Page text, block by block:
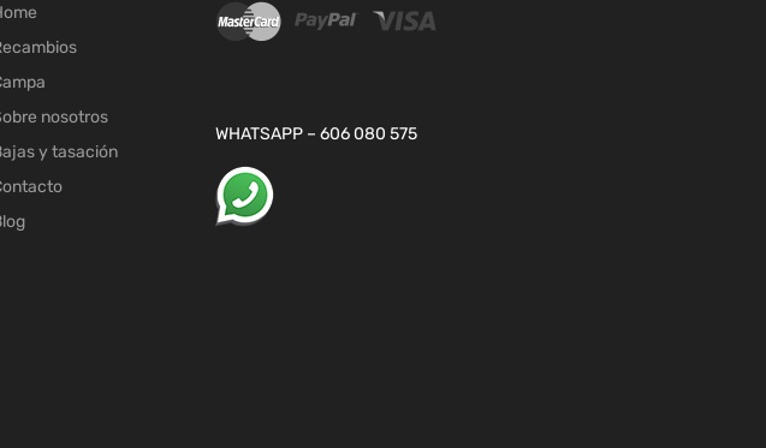
nosotros
y tasación
WHATSAPP – 606 080 575